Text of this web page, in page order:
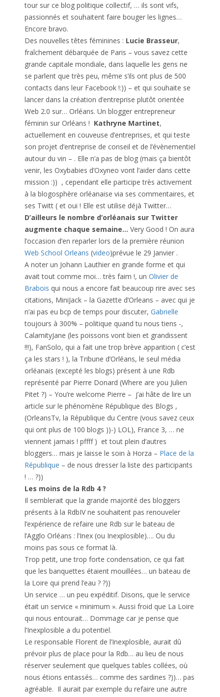
tour sur ce blog politique collectif, … ils sont vifs,
passionnés et souhaitent faire bouger les lignes…
Encore bravo.
Des nouvelles têtes féminines : Lucie Brasseur,
fraîchement débarquée de Paris – vous savez cette
grande capitale mondiale, dans laquelle les gens ne
se parlent que très peu, même s’ils ont plus de 500
contacts dans leur Facebook !:)) – et qui souhaite se
lancer dans la création d’entreprise plutôt orientée
Web 2.0 sur… Orléans. Un blogger entrepreneur
féminin sur Orléans ! Kathryne Martinet,
actuellement en couveuse d’entreprises, et qui teste
son projet d’entreprise de conseil et de l’évènementiel
autour du vin – . Elle n’a pas de blog (mais ça bientôt
venir, les Oxybabies d’Oxyneo vont l’aider dans cette
mission :)) , cependant elle participe très activement
à la blogosphère orléanaise via ses commentaires, et
ses Twitt ( et oui ! Elle est utilise déjà Twitter…
D’ailleurs le nombre d’orléanais sur Twitter
augmente chaque semaine… Very Good ! On aura
l’occasion d’en reparler lors de la première réunion
Web School Orleans (video)prévue le 29 Janvier .
A noter un Johann Lauthier en grande forme et qui
avait tout comme moi… très faim !, un Olivier de
Brabois qui nous a encore fait beaucoup rire avec ses
citations, MiniJack – la Gazette d’Orleans – avec qui je
n’ai pas eu bcp de temps pour discuter, Gabrielle
toujours à 300% – politique quand tu nous tiens -,
CalamityJane (les poissons vont bien et grandissent
!!!), FanSolo, qui a fait une trop brève apparition ( c’est
ça les stars ! ), la Tribune d’Orléans, le seul média
orléanais (excepté les blogs) présent à une Rdb
représenté par Pierre Donard (Where are you Julien
Pitet ?) – You’re welcome Pierre – j’ai hâte de lire un
article sur le phénomène République des Blogs ,
(OrleansTv, la République du Centre (vous savez ceux
qui ont plus de 100 blogs ))-) LOL), France 3, … ne
viennent jamais ! pffff ) et tout plein d’autres
bloggers… mais je laisse le soin à Horza – Place de la
République – de nous dresser la liste des participants
! … ?))
Les moins de la Rdb 4 ?
Il semblerait que la grande majorité des bloggers
présents à la RdbIV ne souhaitent pas renouveler
l’expérience de refaire une Rdb sur le bateau de
l’Agglo Orléans : l’Inex (ou Inexplosible)…. Ou du
moins pas sous ce format là.
Trop petit, une trop forte condensation, ce qui fait
que les banquettes étaient mouillées… un bateau de
la Loire qui prend l’eau ? ?))
Un service … un peu expéditif. Disons, que le service
était un service « minimum ». Aussi froid que La Loire
qui nous entourait… Dommage car je pense que
l’Inexplosible a du potentiel.
Le responsable Florent de l’Inexplosible, aurait dû
prévoir plus de place pour la Rdb… au lieu de nous
réserver seulement que quelques tables collées, où
nous étions entassés… comme des sardines ?))… pas
agréable. Il aurait par exemple du refaire une autre